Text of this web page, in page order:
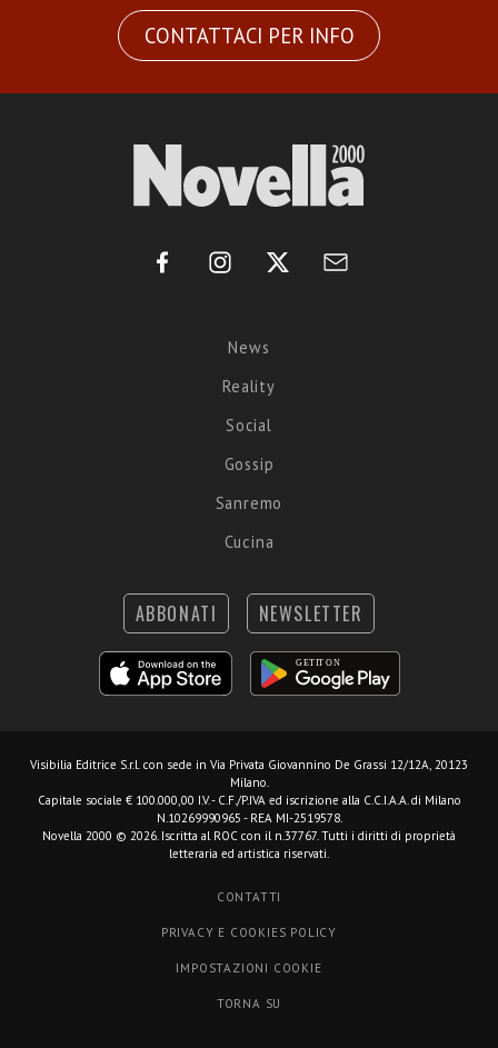
CONTATTACI PER INFO
News
Reality
Social
Gossip
Sanremo
Cucina
ABBONATI NEWSLETTER
Visibilia Editrice S.r.l. con sede in Via Privata Giovannino De Grassi 12/12A, 20123
Milano.
Capitale sociale € 100.000,00 I.V. - C.F./P.IVA ed iscrizione alla C.C.I.A.A. di Milano
N.10269990965 - REA MI-2519578.
Novella 2000 © 2026. Iscritta al ROC con il n.37767. Tutti i diritti di proprietà
letteraria ed artistica riservati.
CONTATTI
PRIVACY E COOKIES POLICY
IMPOSTAZIONI COOKIE
TORNA SU